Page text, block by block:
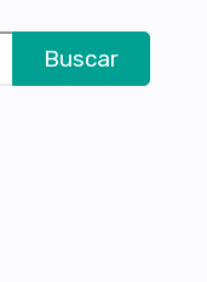
Buscar